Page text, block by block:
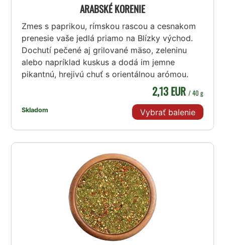
ARABSKÉ KORENIE
Zmes s paprikou, rímskou rascou a cesnakom
prenesie vaše jedlá priamo na Blízky východ.
Dochutí pečené aj grilované mäso, zeleninu
alebo napríklad kuskus a dodá im jemne
pikantnú, hrejivú chuť s orientálnou arómou.
Skladom
2,13 EUR / 40 g
Vybrať balenie